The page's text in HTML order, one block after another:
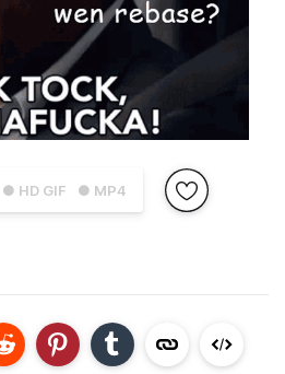
● HD GIF ● MP4